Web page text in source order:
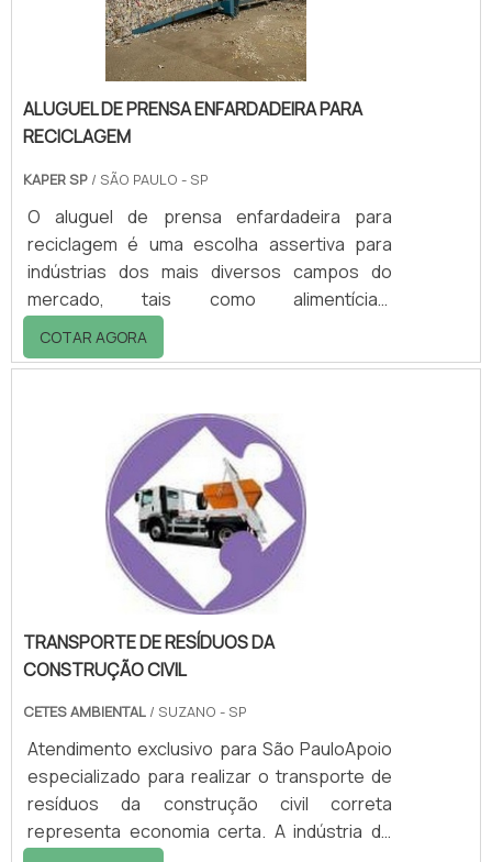
descarte inade.
ALUGUEL DE PRENSA ENFARDADEIRA PARA
RECICLAGEM
KAPER SP / SÃO PAULO - SP
O aluguel de prensa enfardadeira para
reciclagem é uma escolha assertiva para
indústrias dos mais diversos campos do
mercado, tais como alimentícias,
metalúrgicas sucroalcooleiras e
automobilísticas, isso porque é um serviço
compra do maquinário, que, além do valor de
aquisição, requer investimentos variados.
Entre eles, é possível destacar:
Manutenção; Alocação; Transporte; Entre
outros.É UM SERVIÇO QUE ATENDE A
DIVERSAS NECESSIDADESO aluguel de
COTAR AGORA
TRANSPORTE DE RESÍDUOS DA
CONSTRUÇÃO CIVIL
CETES AMBIENTAL / SUZANO - SP
Atendimento exclusivo para São PauloApoio
especializado para realizar o transporte de
resíduos da construção civil correta
representa economia certa. A indústria de